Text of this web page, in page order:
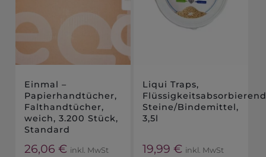
Einmal –
Papierhandtücher,
Falthandtücher,
weich, 3.200 Stück,
Standard
26,06€ inkl. MwSt
Liqui Traps,
Steine/Bindemittel,
3,5l
19,99 € inkl. MwSt